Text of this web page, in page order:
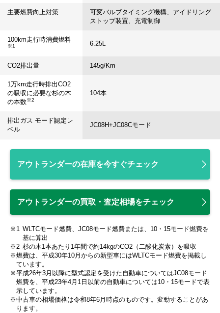
主要燃費向上対策
可変バルブタイミング機構、アイドリング
ストップ装置、充電制御
100km走行時消費燃料
※1 6.25L
CO2排出量 145g/Km
1万km走行時排出CO2
の吸収に必要な杉の木
の本数※2
104本
排出ガス モード認定レ
ベル
JC08H+JC08Cモード
アウトランダーの在庫を今すぐチェック
アウトランダーの買取・査定相場をチェック
WLTCモード燃費、JC08モード燃費または、10・15モード燃費を
基に算出
杉の木1本あたり1年間で約14kgのCO2（二酸化炭素）を吸収
燃費は、平成30年10月からの新型車にはWLTCモード燃費を掲載し
ています。
平成26年3月以降に型式認定を受けた自動車についてはJC08モード
燃費を、平成23年4月1日以前の自動車については10・15モードで表
示しています。
中古車の相場価格は令和8年6月時点のものです。変動することがあ
ります。